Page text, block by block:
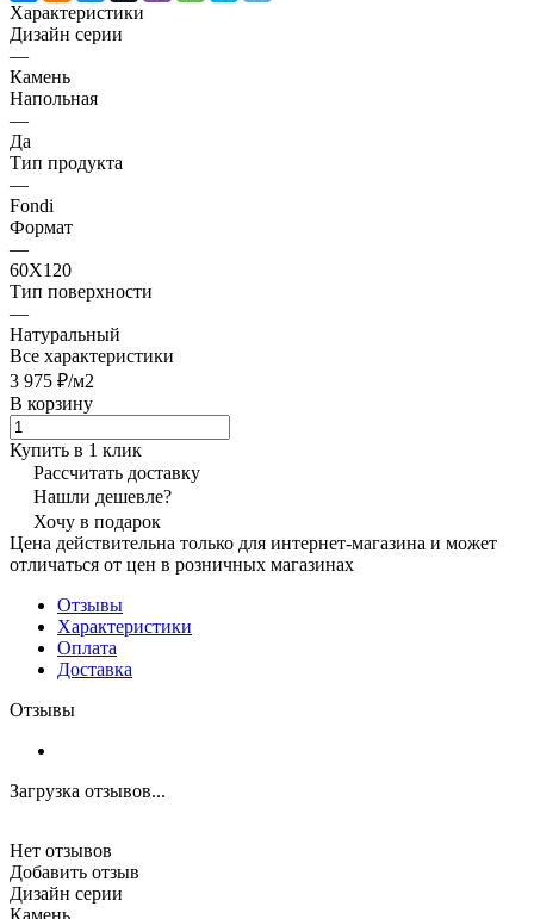
Характеристики
Дизайн серии
—
Камень
Напольная
—
Да
Тип продукта
—
Fondi
Формат
—
60X120
Тип поверхности
—
Натуральный
Все характеристики
3 975 ₽/м2
В корзину
Купить в 1 клик
Рассчитать доставку
Нашли дешевле?
Хочу в подарок
Цена действительна только для интернет-магазина и может
отличаться от цен в розничных магазинах
Отзывы
Характеристики
Оплата
Доставка
Отзывы
Загрузка отзывов...
Нет отзывов
Добавить отзыв
Дизайн серии
Камень